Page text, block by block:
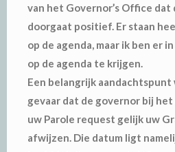
van het Governor’s Office
doorgaat positief. Er staan
op de agenda, maar ik ben er
op de agenda te krijgen.
Een belangrijk aandachtspunt
gevaar dat de governor bij
uw Parole request gelijk uw
afwijzen. Die datum ligt